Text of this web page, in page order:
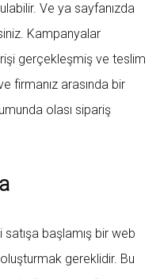
Ve ya sayfanızda
Kampanyalar
gerçekleşmiş ve teslim
firmanız arasında bir
olası sipariş
başlamış bir web
gereklidir. Bu